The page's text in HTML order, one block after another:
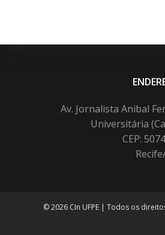
Av. Jornalista Anibal
Universitária
CEP:
© 2026 CIn UFPE | Todos os